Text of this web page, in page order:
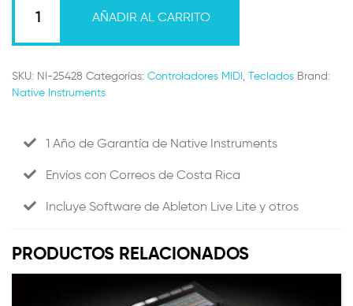
Kontrol
MK3
AÑADIR AL CARRITO
SKU: NI-25428 Categorías: Controladores MIDI, Teclados Brand:
Native Instruments
1 Año de Garantía de Native Instruments
Envíos con Correos de Costa Rica
Incluye Software de Ableton Live Lite y otros
PRODUCTOS RELACIONADOS